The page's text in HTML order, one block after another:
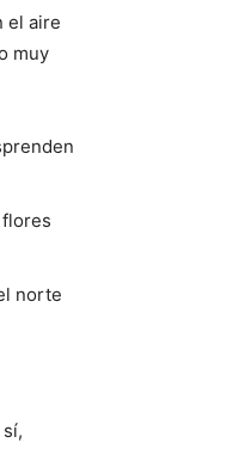
el aire
muy
norte